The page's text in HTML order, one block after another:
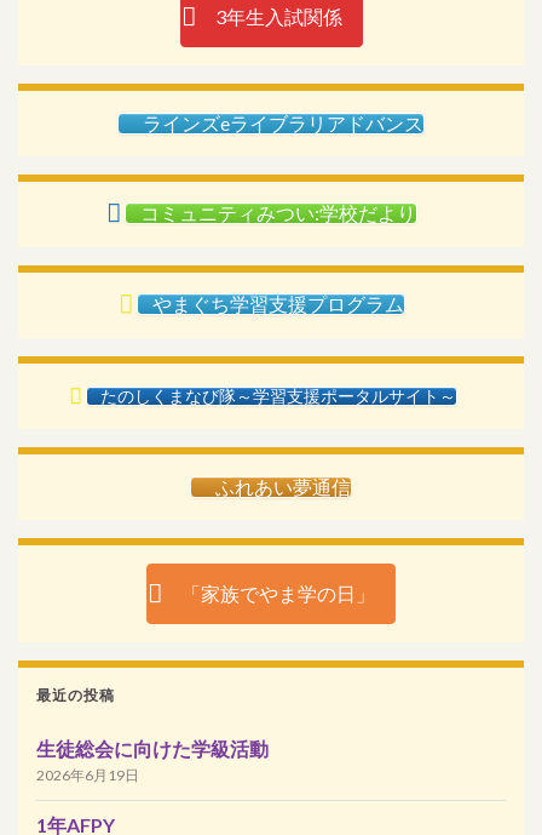
3年生入試関係
ラインズeライブラリアドバンス
コミュニティみつい:学校だより
やまぐち学習支援プログラム
たのしくまなび隊～学習支援ポータルサイト～
ふれあい夢通信
「家族でやま学の日」
最近の投稿
生徒総会に向けた学級活動
2026年6月19日
1年AFPY